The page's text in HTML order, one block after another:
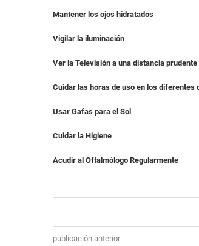
Mantener los ojos hidratados
Vigilar la iluminación
Ver la Televisión a una distancia prudente
Cuidar las horas de uso en los
Usar Gafas para el Sol
Cuidar la Higiene
Acudir al Oftalmólogo Regularmente
publicación anterior